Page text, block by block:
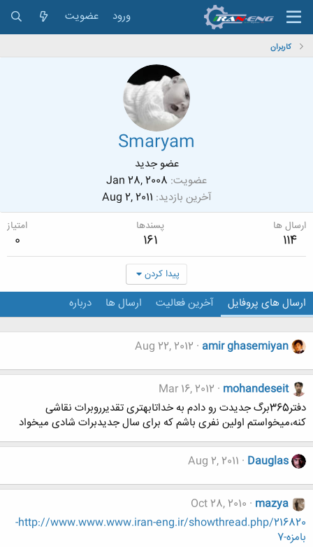
ورود عضویت
کاربران
Smaryam
عضو جدید
عضویت Jan 28, 2008
آخرین بازدید Aug 2, 2011
ارسال ها
114
پسندها
161
امتیاز
0
پیدا کردن
ارسال های پروفایل آخرین فعالیت ارسال ها درباره
amir ghasemiyan
Aug 22, 2012
mohandeseit
Mar 16, 2012
دفتر365برگ جدیدت رو دادم به خداتابهتری تقدیرروبرات نقاشی
کنه،میخواستم اولین نفری باشم که برای سال جدیدبرات شادی میخواد
Dauglas
Aug 2, 2011
mazya
Oct 28, 2010
http://www.www.www.iran-eng.ir/showthread.php/216820-
بامزه-7